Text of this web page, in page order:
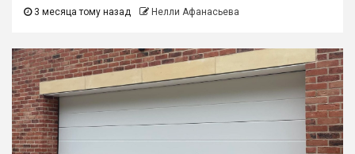
3 месяца тому назад Нелли Афанасьева